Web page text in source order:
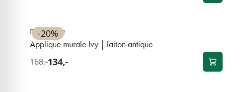
-20%
Disponible
Applique murale Ivy | laiton antique
168,-134,-